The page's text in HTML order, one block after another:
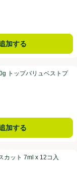
加する
トプライス
トップバリュベストプ
加する
カット 7ml x 12コ入